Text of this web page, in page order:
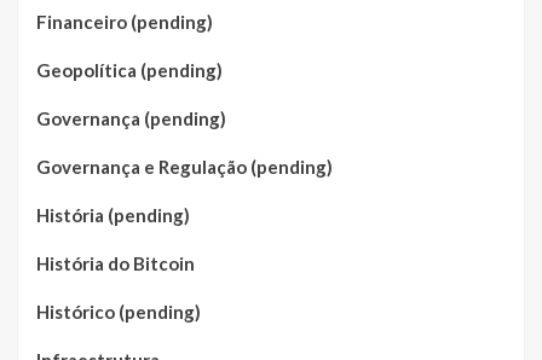
Financeiro (pending)
Geopolítica (pending)
Governança (pending)
Governança e Regulação (pending)
História (pending)
História do Bitcoin
Histórico (pending)